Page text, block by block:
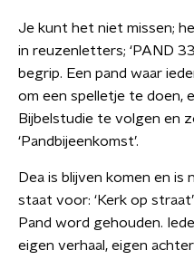
Je kunt het niet missen;
in reuzenletters; ‘PAND
begrip. Een pand waar
om een spelletje te doen,
Bijbelstudie te volgen en
‘Pandbijeenkomst’.
Dea is blijven komen en is
staat voor: ‘Kerk op
Pand word gehouden.
eigen verhaal, eigen